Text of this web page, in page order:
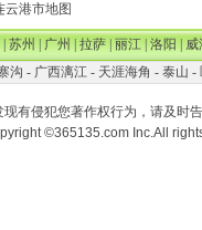
云港市地图
|苏州|广州|拉萨|丽江|洛阳|威
沟 - 广西漓江- 天涯海角 - 泰山 -
有侵犯您著作权行为，请及时
©365135.com Inc.All